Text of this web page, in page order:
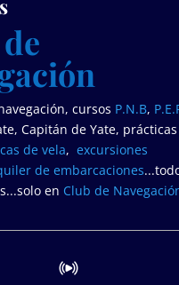
cursos P.N.B,
Capitán de Yate,
de vela, excursiones
de embarcaciones
en Club de